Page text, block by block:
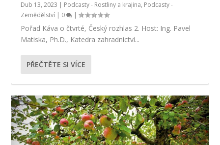
Dub 13, 2023 | Podcasty - Rostliny a krajina, Podcasty -
Zemědělství | 0 |
Pořad Káva o čtvrté, Český rozhlas 2. Host: Ing. Pavel
Matiska, Ph.D., Katedra zahradnictví...
PŘEČTĚTE SI VÍCE